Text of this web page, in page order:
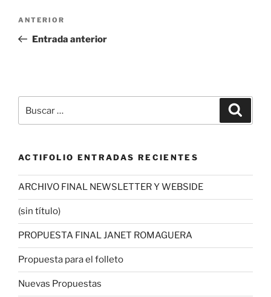
entradas
Entrada
anterior:
ANTERIOR
Entrada anterior
por:
ACTIFOLIO ENTRADAS RECIENTES
ARCHIVO FINAL NEWSLETTER Y WEBSIDE
(sin título)
PROPUESTA FINAL JANET ROMAGUERA
Propuesta para el folleto
Nuevas Propuestas